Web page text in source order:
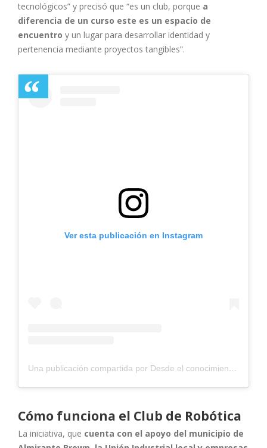
tecnológicos” y precisó que “es un club, porque a
diferencia de un curso este es un espacio de
encuentro y un lugar para desarrollar identidad y
pertenencia mediante proyectos tangibles”.
Ver esta publicación en Instagram
Una publicación compartida por Desde el conocimiento (@desdeelconocimiento)
Cómo funciona el Club de Robótica
La iniciativa, que cuenta con el apoyo del municipio de